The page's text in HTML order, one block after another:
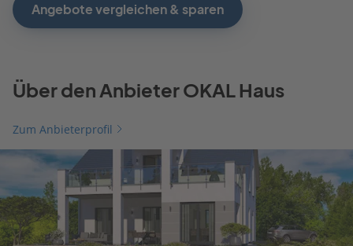
Angebote vergleichen & sparen
Über den Anbieter OKAL Haus
Zum Anbieterprofil